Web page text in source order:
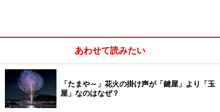
あわせて読みたい
「たまや～」花火の掛け声が「鍵屋」より「玉
屋」なのはなぜ？